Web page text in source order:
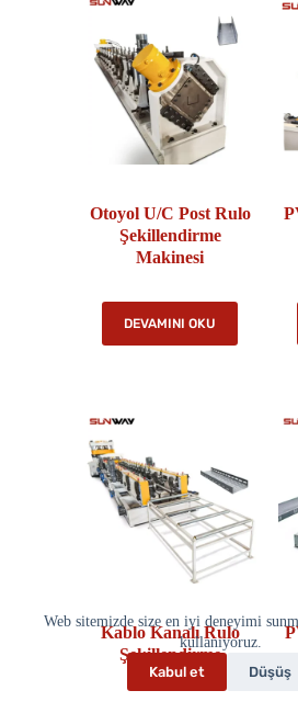
Web sitemizde size en iyi deneyimi
kullanıyoruz.
Kabul et
Düşüş
Otoyol U/C Post Rulo
Şekillendirme
Makinesi
DEVAMINI OKU
Kablo Kanalı Rulo
Şekillendirme
Makinesi